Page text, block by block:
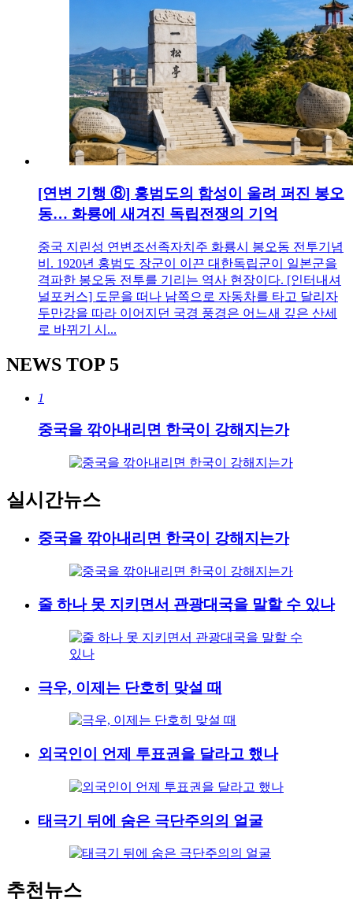
[연변 기행 ⑧] 홍범도의 함성이 울려 퍼진 봉오
동… 화룡에 새겨진 독립전쟁의 기억
중국 지린성 연변조선족자치주 화룡시 봉오동 전투기념
비. 1920년 홍범도 장군이 이끈 대한독립군이 일본군을
격파한 봉오동 전투를 기리는 역사 현장이다. [인터내셔
널포커스] 도문을 떠나 남쪽으로 자동차를 타고 달리자
두만강을 따라 이어지던 국경 풍경은 어느새 깊은 산세
로 바뀌기 시...
NEWS TOP 5
1
중국을 깎아내리면 한국이 강해지는가
실시간뉴스
중국을 깎아내리면 한국이 강해지는가
줄 하나 못 지키면서 관광대국을 말할 수 있나
극우, 이제는 단호히 맞설 때
외국인이 언제 투표권을 달라고 했나
태극기 뒤에 숨은 극단주의의 얼굴
추천뉴스